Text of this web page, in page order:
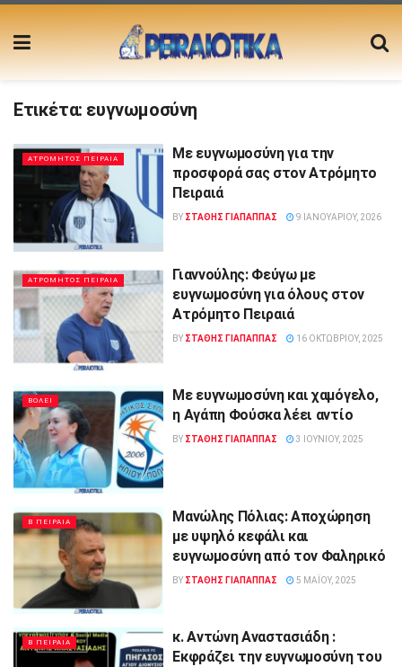
Ετικέτα: ευγνωμοσύνη
ΑΤΡΟΜΗΤΟΣ ΠΕΙΡΑΙΑ
Με ευγνωμοσύνη για την
προσφορά σας στον Ατρόμητο
Πειραιά
BY ΣΤΑΘΗΣ ΓΊΑΠΑΠΠΑΣ 9 ΙΑΝΟΥΑΡΊΟΥ, 2026
ΑΤΡΟΜΗΤΟΣ ΠΕΙΡΑΙΑ
Γιαννούλης: Φεύγω με
ευγνωμοσύνη για όλους στον
Ατρόμητο Πειραιά
BY ΣΤΑΘΗΣ ΓΊΑΠΑΠΠΑΣ 16 ΟΚΤΩΒΡΊΟΥ, 2025
ΒΟΛΕΙ
Με ευγνωμοσύνη και χαμόγελο,
η Αγάπη Φούσκα λέει αντίο
BY ΣΤΑΘΗΣ ΓΊΑΠΑΠΠΑΣ 3 ΙΟΥΝΊΟΥ, 2025
Β ΠΕΙΡΑΙΑ
Μανώλης Πόλιας: Αποχώρηση
με υψηλό κεφάλι και
ευγνωμοσύνη από τον Φαληρικό
BY ΣΤΑΘΗΣ ΓΊΑΠΑΠΠΑΣ 5 ΜΑΪ́ΟΥ, 2025
Β ΠΕΙΡΑΙΑ
κ. Αντώνη Αναστασιάδη :
Εκφράζει την ευγνωμοσύνη του